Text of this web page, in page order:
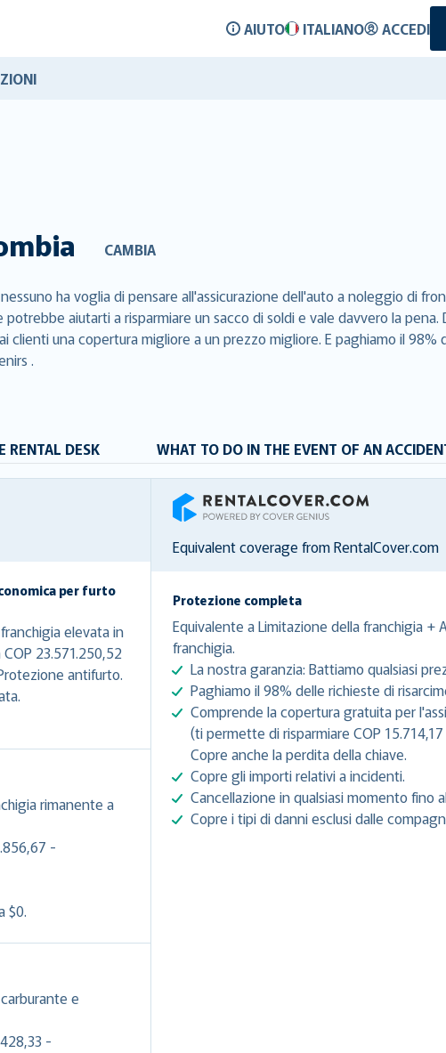
AIUTO ITALIANO ACCEDI
CAMBIA
ha voglia di pensare all'assicurazione dell'auto a noleggio di
aiutarti a risparmiare un sacco di soldi e vale davvero la pena.
una copertura migliore a un prezzo migliore. E paghiamo il 98%
.
RENTAL DESK WHAT TO DO IN THE EVENT OF AN
per furto
elevata in
23.571.250,52
antifurto.
rimanente a
-
$0.
e
-
RentalCover
Equivalent coverage from RentalCover.com
Protezione completa
Equivalente a Limitazione della franchigia +
franchigia.
La nostra garanzia: Battiamo qualsiasi
Paghiamo il 98% delle richieste di
Comprende la copertura gratuita per
(ti permette di risparmiare COP
Copre anche la perdita della chiave.
Copre gli importi relativi a incidenti.
Cancellazione in qualsiasi momento fino
Copre i tipi di danni esclusi dalle